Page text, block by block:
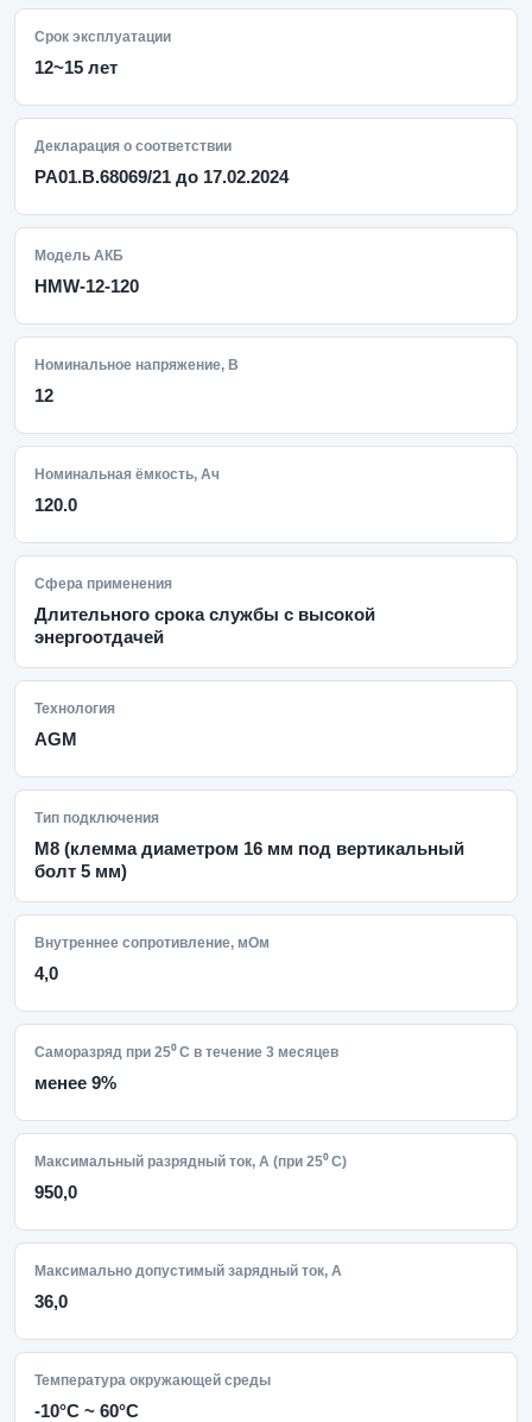
Срок эксплуатации
12~15 лет
Декларация о соответствии
РА01.В.68069/21 до 17.02.2024
Модель АКБ
HMW-12-120
Номинальное напряжение, В
12
Номинальная ёмкость, Ач
120.0
Сфера применения
Длительного срока службы с высокой
энергоотдачей
Технология
AGM
Тип подключения
M8 (клемма диаметром 16 мм под вертикальный
болт 5 мм)
Внутреннее сопротивление, мОм
4,0
Саморазряд при 25⁰ С в течение 3 месяцев
менее 9%
Максимальный разрядный ток, А (при 25⁰ С)
950,0
Максимально допустимый зарядный ток, А
36,0
Температура окружающей среды
-10°C ~ 60°C